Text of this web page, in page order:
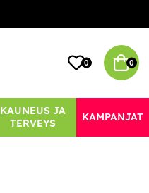
0 0
KAUNEUS JA
TERVEYS
KAMPANJAT